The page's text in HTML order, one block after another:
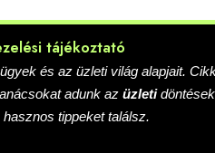
tájékoztató
és az üzleti világ alapjait.
adunk az üzleti
tippeket találsz.